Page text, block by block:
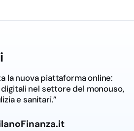
la nuova piattaforma online:
nel settore del monouso,
e sanitari.”